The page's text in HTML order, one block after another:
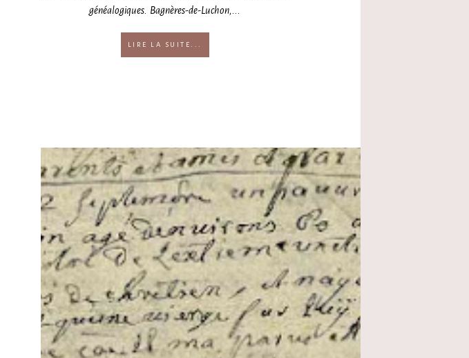
généalogiques. Bagnères-de-Luchon,...
LIRE LA SUITE...